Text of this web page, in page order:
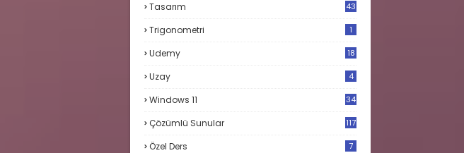
Tasarım 43
Trigonometri 1
Udemy 18
Uzay 4
Windows 11 34
Çözümlü Sunular 117
Özel Ders 7